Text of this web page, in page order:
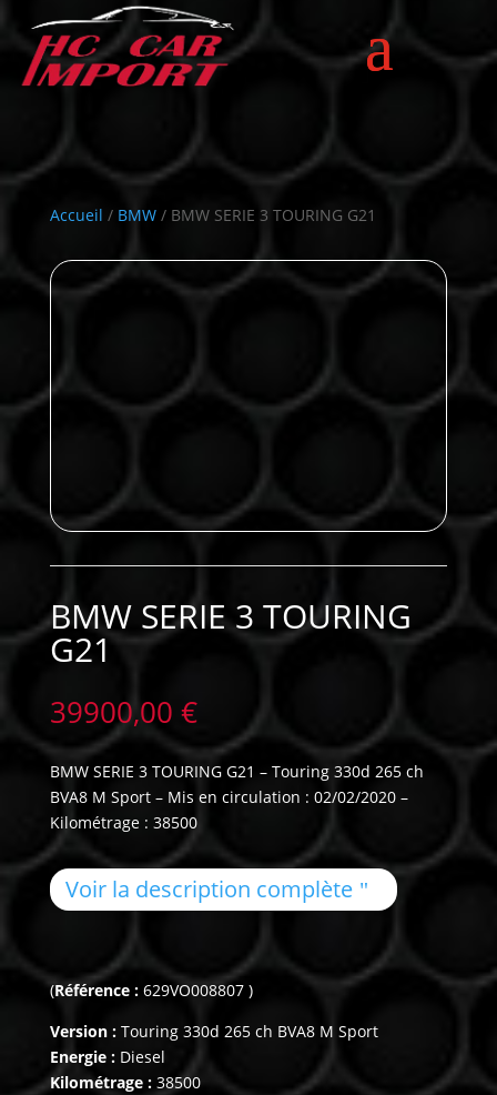
Accueil / BMW/ BMW SERIE 3 TOURING G21
BMW SERIE 3 TOURING
G21
39900,00 €
BMW SERIE 3 TOURING G21 – Touring 330d 265 ch
BVA8 M Sport – Mis en circulation : 02/02/2020 –
Kilométrage : 38500
Voir la description complète
(Référence : 629VO008807 )
Version :Touring 330d 265 ch BVA8 M Sport
Energie :Diesel
Kilométrage :38500